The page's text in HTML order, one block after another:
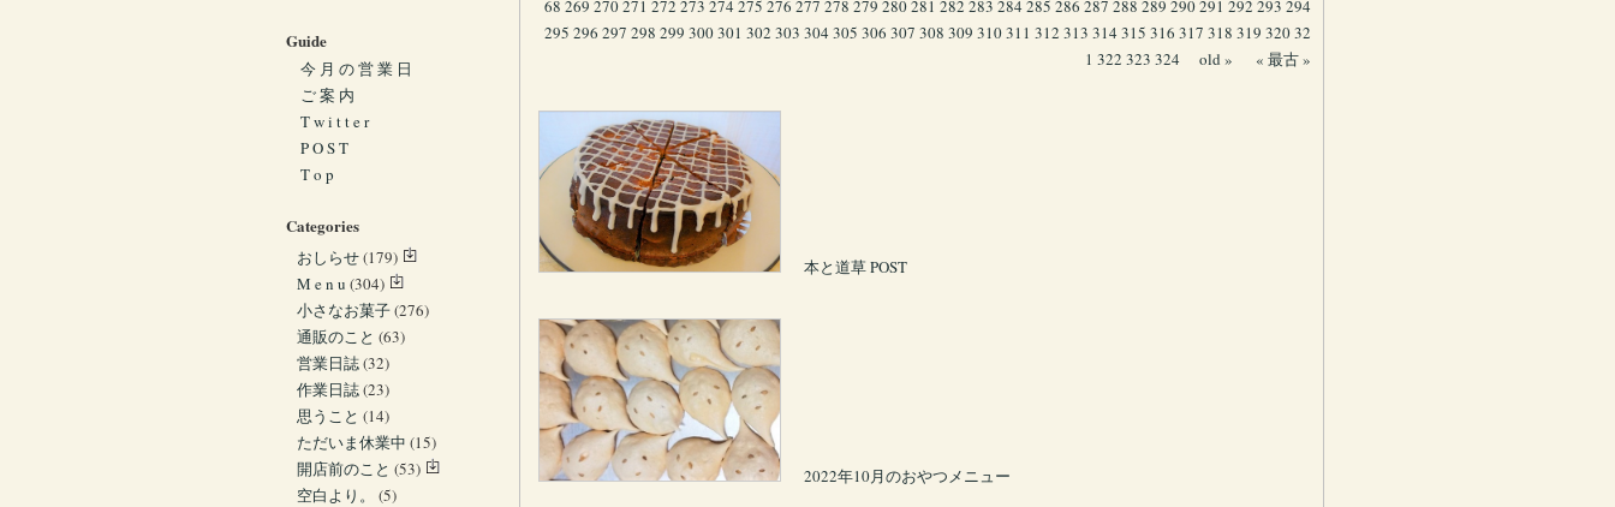
68 269 270271 272 273 274 275 276 277 278 279 280281 282 283 284 285 286 287 288 289 290291 292 293 294
295 296 297 298 299 300301 302 303 304 305 306 307 308 309 310311 312 313 314 315 316 317 318 319 32032
1 322 323 324 old » « 最古 »
本と道草 POST
2022年10月のおやつメニュー
Guide
今 月 の 営 業 日
ご 案 内
T w i t t e r
P O S T
T o p
Categories
おしらせ(179)
M e n u (304)
小さなお菓子(276)
通販のこと (63)
営業日誌(32)
作業日誌(23)
思うこと (14)
ただいま休業中 (15)
開店前のこと (53)
空白より。
(5)